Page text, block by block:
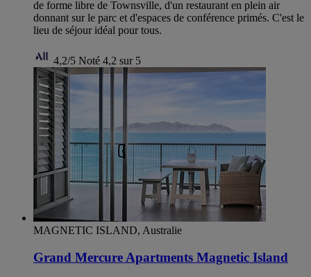
de forme libre de Townsville, d'un restaurant en plein air
donnant sur le parc et d'espaces de conférence primés. C'est le
lieu de séjour idéal pour tous.
4,2/5 Noté 4,2 sur 5
MAGNETIC ISLAND, Australie
Grand Mercure Apartments Magnetic Island